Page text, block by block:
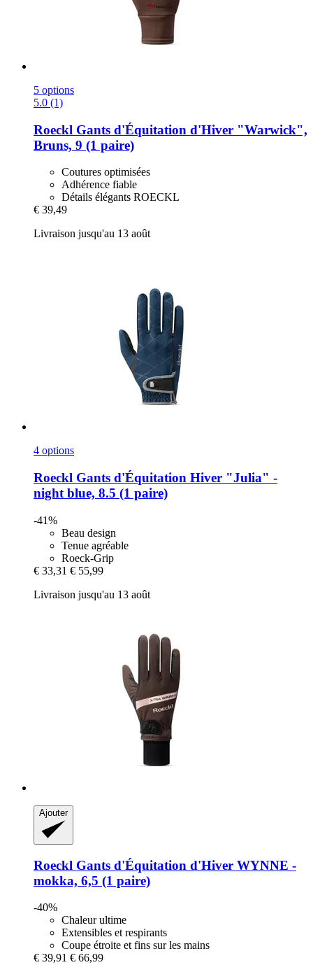
5 options
5.0 (1)
Roeckl Gants d'Équitation d'Hiver "Warwick",
Bruns, 9 (1 paire)
Coutures optimisées
Adhérence fiable
Détails élégants ROECKL
€ 39,49
Livraison jusqu'au 13 août
4 options
Roeckl Gants d'Équitation Hiver "Julia" -​
night blue, 8.5 (1 paire)
-41%
Beau design
Tenue agréable
Roeck-Grip
€ 33,31 € 55,99
Livraison jusqu'au 13 août
Ajouter
Roeckl Gants d'Équitation d'Hiver WYNNE -​
mokka, 6,5 (1 paire)
-40%
Chaleur ultime
Extensibles et respirants
Coupe étroite et fins sur les mains
€ 39,91 € 66,99